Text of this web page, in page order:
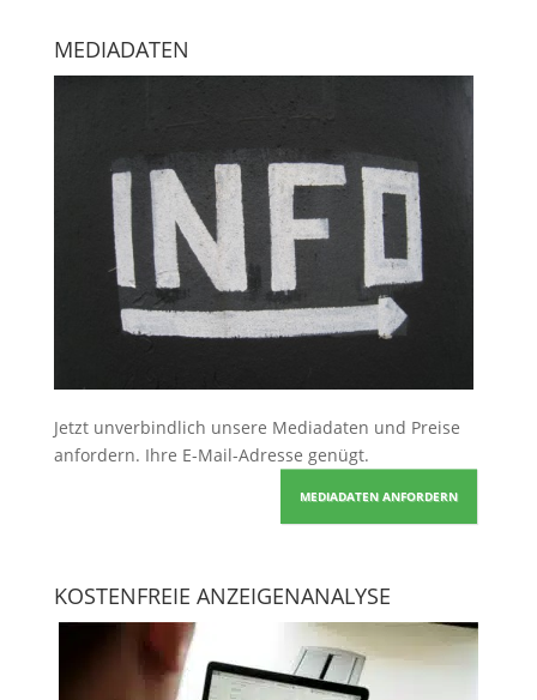
MEDIADATEN
Jetzt unverbindlich unsere Mediadaten und Preise
anfordern. Ihre E-Mail-Adresse genügt.
MEDIADATEN ANFORDERN
KOSTENFREIE ANZEIGENANALYSE